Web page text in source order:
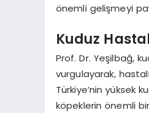
önemli gelişmeyi
Kuduz
Prof. Dr. Yeşilbağ,
vurgulayarak,
Türkiye’nin yüksek
köpeklerin önemli